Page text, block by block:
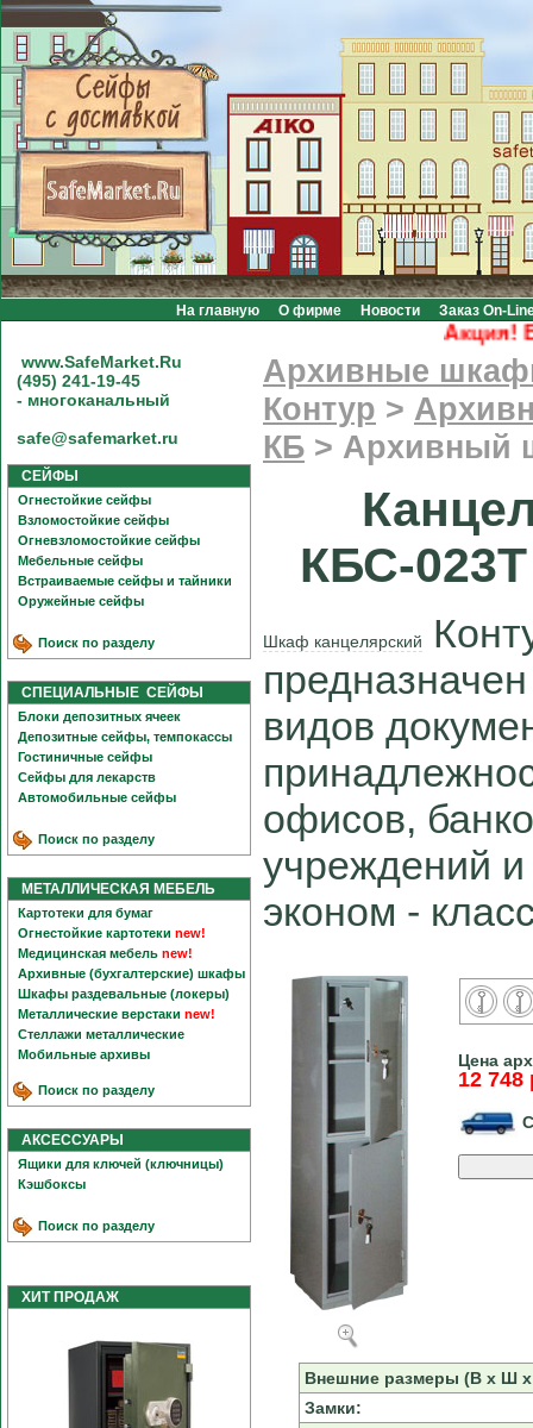
На главную О фирме Новости Заказ On-
Акция!
www.SafeMarket.Ru
(495) 241-19-45
- многоканальный
safe@safemarket.ru
СЕЙФЫ
Огнестойкие сейфы
Взломостойкие сейфы
Огневзломостойкие сейфы
Мебельные сейфы
Встраиваемые сейфы и тайники
Оружейные сейфы
Поиск по разделу
СПЕЦИАЛЬНЫЕ СЕЙФЫ
Блоки депозитных ячеек
Депозитные сейфы, темпокассы
Гостиничные сейфы
Сейфы для лекарств
Автомобильные сейфы
Поиск по разделу
МЕТАЛЛИЧЕСКАЯ МЕБЕЛЬ
Картотеки для бумаг
Огнестойкие картотеки new!
Медицинская мебель new!
Архивные (бухгалтерские) шкафы
Шкафы раздевальные (локеры)
Металлические верстаки new!
Стеллажи металлические
Мобильные архивы
Поиск по разделу
АКСЕССУАРЫ
Ящики для ключей (ключницы)
Кэшбоксы
Поиск по разделу
ХИТ ПРОДАЖ
Архивные
Контур >
КБ > Архивный
КБС-
Шкаф канцелярский
видов
офисов,
учреждений
эконом -
Цена
12 748
Внешние размеры (В х Ш
Замки: